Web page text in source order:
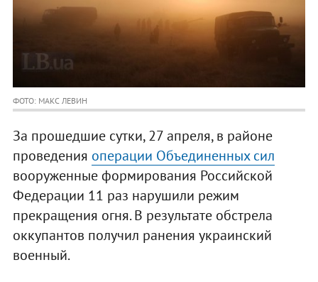
ФОТО: МАКС ЛЕВИН
За прошедшие сутки, 27 апреля, в районе
проведения операции Объединенных сил
вооруженные формирования Российской
Федерации 11 раз нарушили режим
прекращения огня. В результате обстрела
оккупантов получил ранения украинский
военный.